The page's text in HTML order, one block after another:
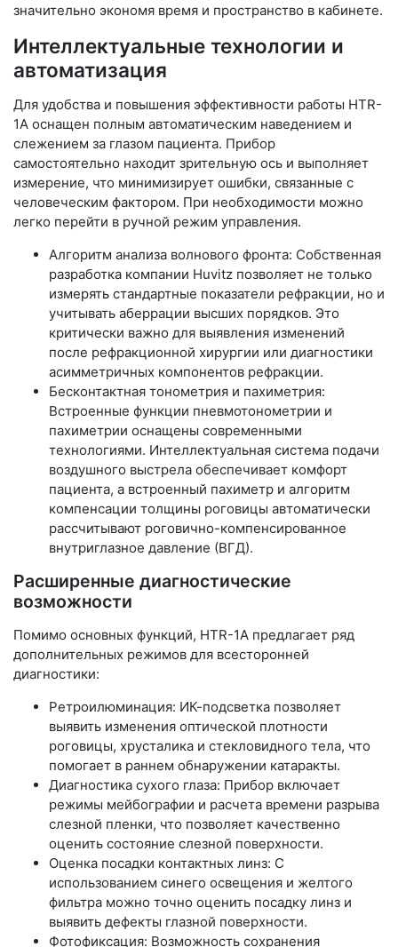
значительно экономя время и пространство в кабинете.
Интеллектуальные технологии и
автоматизация
Для удобства и повышения эффективности работы HTR-
1A оснащен полным автоматическим наведением и
слежением за глазом пациента. Прибор
самостоятельно находит зрительную ось и выполняет
измерение, что минимизирует ошибки, связанные с
человеческим фактором. При необходимости можно
легко перейти в ручной режим управления.
Алгоритм анализа волнового фронта: Собственная
разработка компании Huvitz позволяет не только
измерять стандартные показатели рефракции, но и
учитывать аберрации высших порядков. Это
критически важно для выявления изменений
после рефракционной хирургии или диагностики
асимметричных компонентов рефракции.
Бесконтактная тонометрия и пахиметрия:
Встроенные функции пневмотонометрии и
пахиметрии оснащены современными
технологиями. Интеллектуальная система подачи
воздушного выстрела обеспечивает комфорт
пациента, а встроенный пахиметр и алгоритм
компенсации толщины роговицы автоматически
рассчитывают роговично-компенсированное
внутриглазное давление (ВГД).
Расширенные диагностические
возможности
Помимо основных функций, HTR-1A предлагает ряд
дополнительных режимов для всесторонней
диагностики:
Ретроилюминация: ИК-подсветка позволяет
выявить изменения оптической плотности
роговицы, хрусталика и стекловидного тела, что
помогает в раннем обнаружении катаракты.
Диагностика сухого глаза: Прибор включает
режимы мейбографии и расчета времени разрыва
слезной пленки, что позволяет качественно
оценить состояние слезной поверхности.
Оценка посадки контактных линз: С
использованием синего освещения и желтого
фильтра можно точно оценить посадку линз и
выявить дефекты глазной поверхности.
Фотофиксация: Возможность сохранения